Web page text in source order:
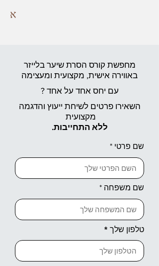
א
מחפשת קורס הסרת שיער בלייזר
באווירה אישית, מקצועית ומעצימה
עם יחס אחד על אחד ?
השאירו פרטים לשיחת ייעוץ והדגמה
מקצועית
ללא התחייבות.
שם פרטי
שם משפחה
טלפון שלך